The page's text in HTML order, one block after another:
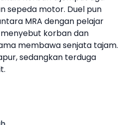
sepeda motor. Duel pun
MRA dengan pelajar
korban dan
membawa senjata tajam.
sedangkan terduga